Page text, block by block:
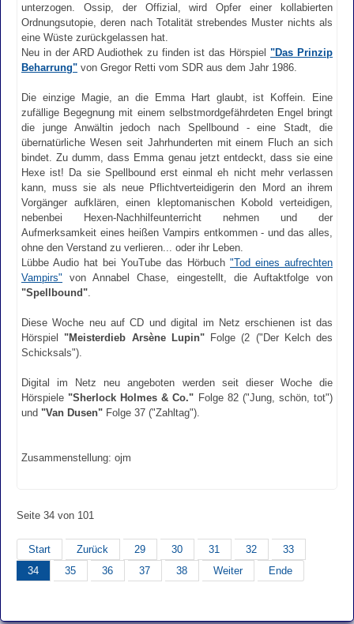
unterzogen. Ossip, der Offizial, wird Opfer einer kollabierten
Ordnungsutopie, deren nach Totalität strebendes Muster nichts als
eine Wüste zurückgelassen hat.
Neu in der ARD Audiothek zu finden ist das Hörspiel "Das Prinzip
Beharrung" von Gregor Retti vom SDR aus dem Jahr 1986.
Die einzige Magie, an die Emma Hart glaubt, ist Koffein. Eine
zufällige Begegnung mit einem selbstmordgefährdeten Engel bringt
die junge Anwältin jedoch nach Spellbound - eine Stadt, die
übernatürliche Wesen seit Jahrhunderten mit einem Fluch an sich
bindet. Zu dumm, dass Emma genau jetzt entdeckt, dass sie eine
Hexe ist! Da sie Spellbound erst einmal eh nicht mehr verlassen
kann, muss sie als neue Pflichtverteidigerin den Mord an ihrem
Vorgänger aufklären, einen kleptomanischen Kobold verteidigen,
nebenbei Hexen-Nachhilfeunterricht nehmen und der
Aufmerksamkeit eines heißen Vampirs entkommen - und das alles,
ohne den Verstand zu verlieren... oder ihr Leben.
Lübbe Audio hat bei YouTube das Hörbuch "Tod eines aufrechten
Vampirs" von Annabel Chase, eingestellt, die Auftaktfolge von
"Spellbound"
Diese Woche neu auf CD und digital im Netz erschienen ist das
Hörspiel "Meisterdieb Arsène Lupin"Folge (2 ("Der Kelch des
Schicksals").
Digital im Netz neu angeboten werden seit dieser Woche die
Hörspiele "Sherlock Holmes & Co." Folge 82 ("Jung, schön, tot")
und "Van Dusen" Folge 37 ("Zahltag").
Zusammenstellung: ojm
Seite 34 von 101
Start Zurück 29 30 31 32
33
34
35 36 37 38 Weiter Ende